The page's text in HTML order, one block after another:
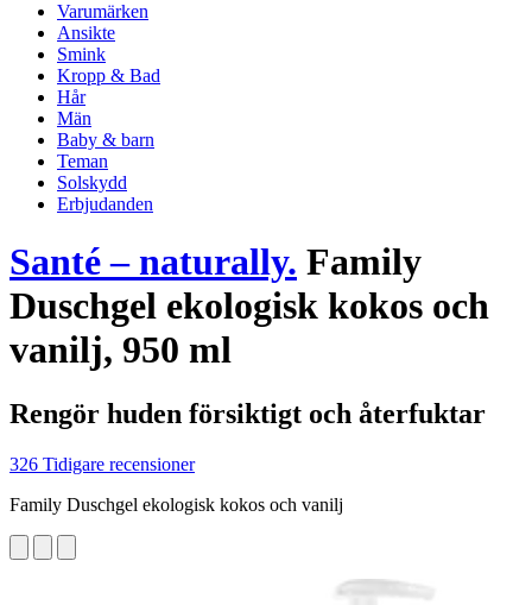
Varumärken
Ansikte
Smink
Kropp & Bad
Hår
Män
Baby & barn
Teman
Solskydd
Erbjudanden
Santé – naturally. Family
Duschgel ekologisk kokos och
vanilj, 950 ml
Rengör huden försiktigt och återfuktar
326 Tidigare recensioner
Family Duschgel ekologisk kokos och vanilj